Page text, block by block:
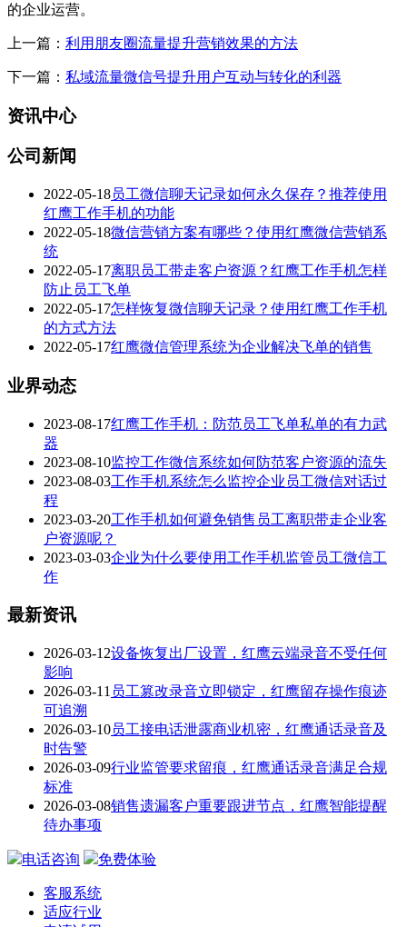
的企业运营。
上一篇： 利用朋友圈流量提升营销效果的方法
下一篇： 私域流量微信号提升用户互动与转化的利器
资讯中心
公司新闻
2022-05-18员工微信聊天记录如何永久保存？推荐使用
红鹰工作手机的功能
2022-05-18微信营销方案有哪些？使用红鹰微信营销系
统
2022-05-17离职员工带走客户资源？红鹰工作手机怎样
防止员工飞单
2022-05-17怎样恢复微信聊天记录？使用红鹰工作手机
的方式方法
2022-05-17红鹰微信管理系统为企业解决飞单的销售
业界动态
2023-08-17红鹰工作手机：防范员工飞单私单的有力武
器
2023-08-10监控工作微信系统如何防范客户资源的流失
2023-08-03工作手机系统怎么监控企业员工微信对话过
程
2023-03-20工作手机如何避免销售员工离职带走企业客
户资源呢？
2023-03-03企业为什么要使用工作手机监管员工微信工
作
最新资讯
2026-03-12设备恢复出厂设置，红鹰云端录音不受任何
影响
2026-03-11 员工篡改录音立即锁定，红鹰留存操作痕迹
可追溯
2026-03-10员工接电话泄露商业机密，红鹰通话录音及
时告警
2026-03-09行业监管要求留痕，红鹰通话录音满足合规
标准
2026-03-08销售遗漏客户重要跟进节点，红鹰智能提醒
待办事项
电话咨询 免费体验
客服系统
适应行业